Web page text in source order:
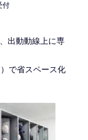
付
出動動線上に専
で省スペース化